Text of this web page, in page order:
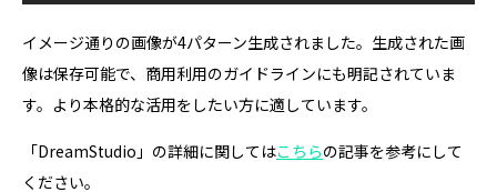
イメージ通りの画像が4パターン生成されました。生成された画
像は保存可能で、商用利用のガイドラインにも明記されていま
す。より本格的な活用をしたい方に適しています。
「DreamStudio」の詳細に関してはこちらの記事を参考にして
ください。